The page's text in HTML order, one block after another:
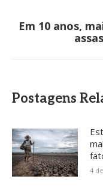
Em 10 anos,
Postagens
4